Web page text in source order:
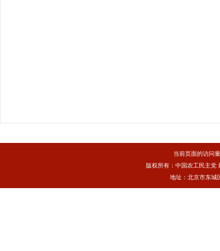
当前页面的访问
版权所有：中国农工民主党
地址：北京市东城